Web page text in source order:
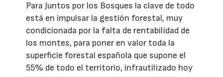
Para Juntos por los Bosques la clave de todo
está en impulsar la gestión forestal, muy
condicionada por la falta de rentabilidad de
los montes, para poner en valor toda la
superficie forestal española que supone el
55% de todo el territorio, infrautilizado hoy